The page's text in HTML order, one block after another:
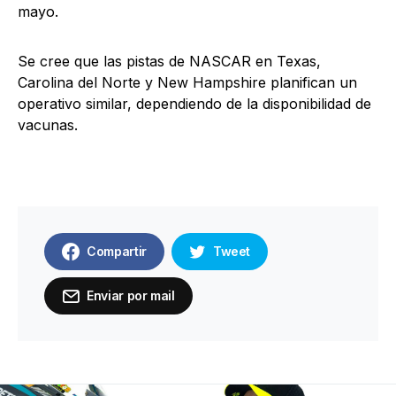
mayo.
Se cree que las pistas de NASCAR en Texas,
Carolina del Norte y New Hampshire planifican un
operativo similar, dependiendo de la disponibilidad de
vacunas.
Compartir Tweet
Enviar por mail